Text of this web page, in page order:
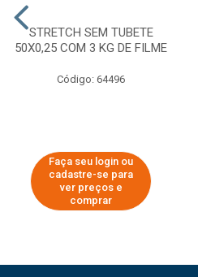
STRETCH SEM TUBETE
50X0,25 COM 3 KG DE FILME
Código: 64496
Faça seu login ou
cadastre-se para
ver preços e
comprar